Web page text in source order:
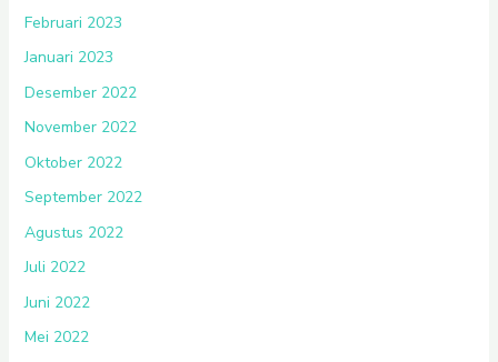
Februari 2023
Januari 2023
Desember 2022
November 2022
Oktober 2022
September 2022
Agustus 2022
Juli 2022
Juni 2022
Mei 2022